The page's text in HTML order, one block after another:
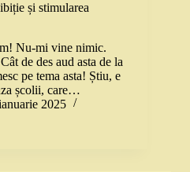
și stimularea
Nu-mi vine nimic.
de des aud asta de la
pe tema asta! Știu, e
școlii, care…
2025